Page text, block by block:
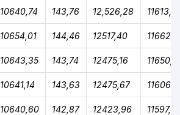
10640,74 143,76 12,526,28
10654,01 144,46 12517,40
10643,35 143,74 12475,16
10641,14 143,63 12475,67
10640,60 142,87 12423,96